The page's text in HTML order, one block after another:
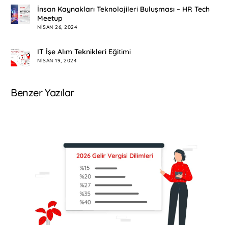
İnsan Kaynakları Teknolojileri Buluşması – HR Tech
Meetup
NISAN 26, 2024
IT İşe Alım Teknikleri Eğitimi
NISAN 19, 2024
Benzer Yazılar